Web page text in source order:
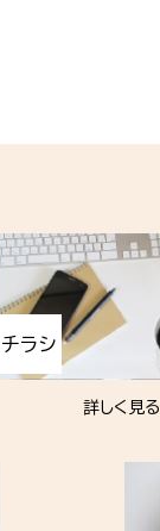
ラシ
詳しく見る